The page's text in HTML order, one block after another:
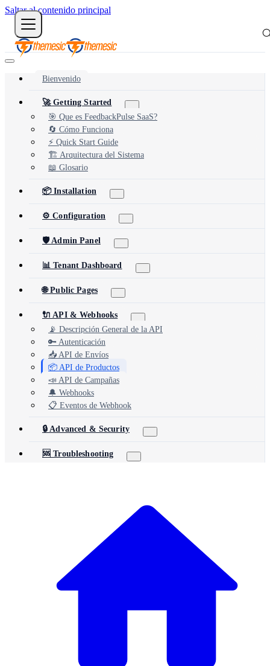
Saltar al contenido principal
Bienvenido
🚀 Getting Started
🎯 Que es FeedbackPulse SaaS?
🔄 Cómo Funciona
⚡ Quick Start Guide
🏗️ Arquitectura del Sistema
📖 Glosario
📦 Installation
⚙️ Configuration
🛡️ Admin Panel
📊 Tenant Dashboard
🌐 Public Pages
🔌 API & Webhooks
📡 Descripción General de la API
🔑 Autenticación
📥 API de Envíos
📦 API de Productos
📣 API de Campañas
🔔 Webhooks
📋 Eventos de Webhook
🔒 Advanced & Security
🆘 Troubleshooting